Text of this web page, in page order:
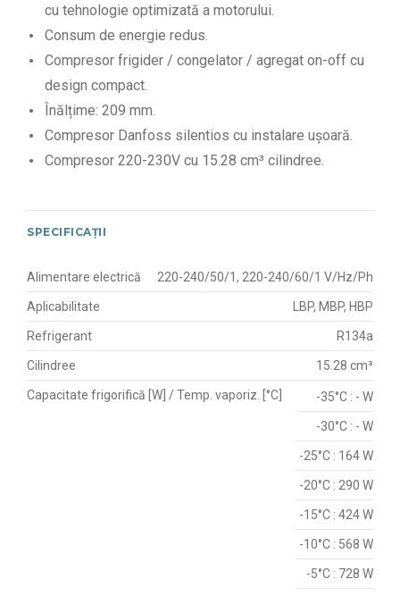
cu tehnologie optimizată a motorului.
Consum de energie redus.
Compresor frigider / congelator / agregat on-off cu
design compact.
Înălțime: 209 mm.
Compresor Danfoss silentios cu instalare ușoară.
Compresor 220-230V cu 15.28 cm³ cilindree.
SPECIFICAȚII
Alimentare electrică 220-240/50/1, 220-240/60/1 V/Hz/Ph
Aplicabilitate LBP, MBP, HBP
Refrigerant R134a
Cilindree 15.28 cm³
Capacitate frigorifică [W] / Temp. vaporiz. [°C] -35°C : - W
-30°C : - W
-25°C : 164 W
-20°C : 290 W
-15°C : 424 W
-10°C : 568 W
-5°C : 728 W